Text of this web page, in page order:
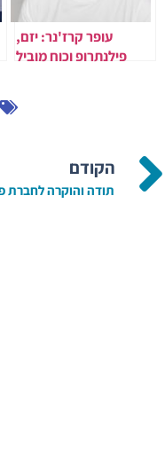
עופר קרז'נר: יזם,
פילנתרופ וכוח מוביל
הישראלית
הקודם